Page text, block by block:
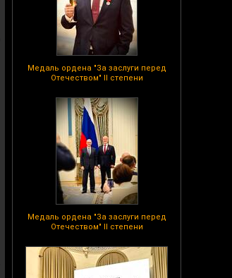
Медаль ордена "За заслуги перед
Отечеством" II степени
Медаль ордена "За заслуги перед
Отечеством" II степени